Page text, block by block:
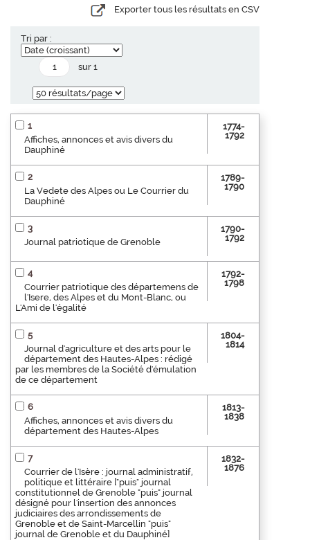
Exporter tous les résultats en CSV
Tri par :
sur 1
1
Affiches, annonces et avis divers du
Dauphiné
1774-
1792
2
La Vedete des Alpes ou Le Courrier du
Dauphiné
1789-
1790
3
Journal patriotique de Grenoble
1790-
1792
4
Courrier patriotique des départemens de
l'Isere, des Alpes et du Mont-Blanc, ou
L'Ami de l'égalité
1792-
1798
5
Journal d'agriculture et des arts pour le
département des Hautes-Alpes : rédigé
par les membres de la Société d'émulation
de ce département
1804-
1814
6
Affiches, annonces et avis divers du
département des Hautes-Alpes
1813-
1838
7
Courrier de l'Isère : journal administratif,
politique et littéraire ["puis" journal
constitutionnel de Grenoble "puis" journal
désigné pour l'insertion des annonces
judiciaires des arrondissements de
Grenoble et de Saint-Marcellin "puis"
journal de Grenoble et du Dauphiné]
1832-
1876